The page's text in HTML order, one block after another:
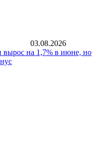
03.08.2026
вырос на 1,7% в июне, но